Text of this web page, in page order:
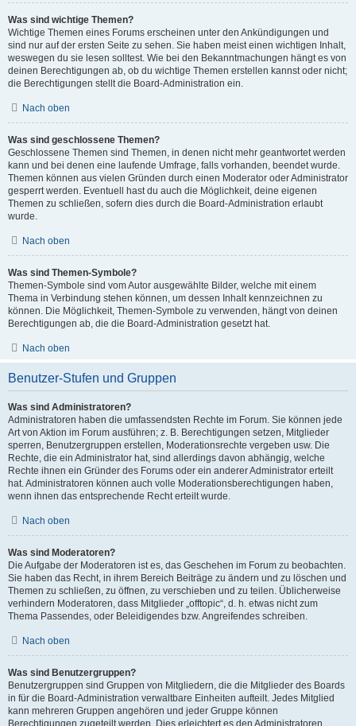
Was sind wichtige Themen?
Wichtige Themen eines Forums erscheinen unter den Ankündigungen und
sind nur auf der ersten Seite zu sehen. Sie haben meist einen wichtigen Inhalt,
weswegen du sie lesen solltest. Wie bei den Bekanntmachungen hängt es von
deinen Berechtigungen ab, ob du wichtige Themen erstellen kannst oder nicht;
die Berechtigungen stellt die Board-Administration ein.
Nach oben
Was sind geschlossene Themen?
Geschlossene Themen sind Themen, in denen nicht mehr geantwortet werden
kann und bei denen eine laufende Umfrage, falls vorhanden, beendet wurde.
Themen können aus vielen Gründen durch einen Moderator oder Administrator
gesperrt werden. Eventuell hast du auch die Möglichkeit, deine eigenen
Themen zu schließen, sofern dies durch die Board-Administration erlaubt
wurde.
Nach oben
Was sind Themen-Symbole?
Themen-Symbole sind vom Autor ausgewählte Bilder, welche mit einem
Thema in Verbindung stehen können, um dessen Inhalt kennzeichnen zu
können. Die Möglichkeit, Themen-Symbole zu verwenden, hängt von deinen
Berechtigungen ab, die die Board-Administration gesetzt hat.
Nach oben
Benutzer-Stufen und Gruppen
Was sind Administratoren?
Administratoren haben die umfassendsten Rechte im Forum. Sie können jede
Art von Aktion im Forum ausführen; z. B. Berechtigungen setzen, Mitglieder
sperren, Benutzergruppen erstellen, Moderationsrechte vergeben usw. Die
Rechte, die ein Administrator hat, sind allerdings davon abhängig, welche
Rechte ihnen ein Gründer des Forums oder ein anderer Administrator erteilt
hat. Administratoren können auch volle Moderationsberechtigungen haben,
wenn ihnen das entsprechende Recht erteilt wurde.
Nach oben
Was sind Moderatoren?
Die Aufgabe der Moderatoren ist es, das Geschehen im Forum zu beobachten.
Sie haben das Recht, in ihrem Bereich Beiträge zu ändern und zu löschen und
Themen zu schließen, zu öffnen, zu verschieben und zu teilen. Üblicherweise
verhindern Moderatoren, dass Mitglieder „offtopic“, d. h. etwas nicht zum
Thema Passendes, oder Beleidigendes bzw. Angreifendes schreiben.
Nach oben
Was sind Benutzergruppen?
Benutzergruppen sind Gruppen von Mitgliedern, die die Mitglieder des Boards
in für die Board-Administration verwaltbare Einheiten aufteilt. Jedes Mitglied
kann mehreren Gruppen angehören und jeder Gruppe können
Berechtigungen zugeteilt werden. Dies erleichtert es den Administratoren,